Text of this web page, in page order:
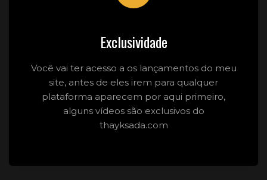
Exclusividade
Você vai ter acesso a os lançamentos do meu
site, antes de eles irem para qualquer
plataforma aparecem por aqui primeiro,
alguns vídeos são exclusivos do
thayksada.com